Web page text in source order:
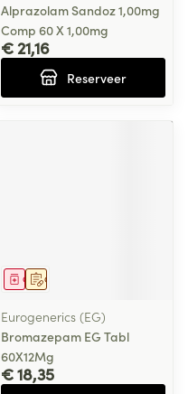
Alprazolam Sandoz 1,00mg
Comp 60 X 1,00mg
€ 21,16
Reserveer
Op voorschrift
Geneesmiddel
Eurogenerics (EG)
Bromazepam EG Tabl
60X12Mg
€ 18,35